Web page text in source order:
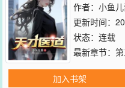
作者： 小鱼
更新时间：
状态：连载
最新章节：
加入书架